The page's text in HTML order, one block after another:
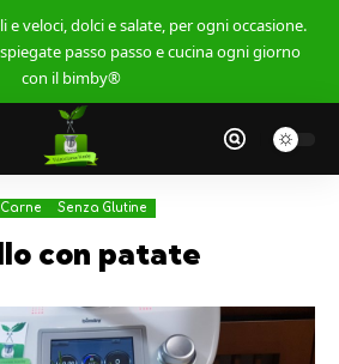
e veloci, dolci e salate, per ogni occasione.
passo passo e cucina ogni giorno
con il bimby®
Senza Glutine
con patate